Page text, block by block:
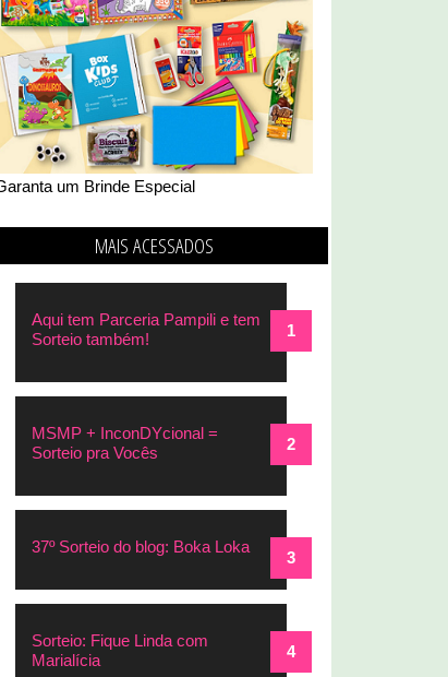
um Brinde Especial
MAIS ACESSADOS
Aqui tem Parceria Pampili e tem
Sorteio também!
MSMP + InconDYcional =
Sorteio pra Vocês
37º Sorteio do blog: Boka Loka
Sorteio: Fique Linda com
Marialícia